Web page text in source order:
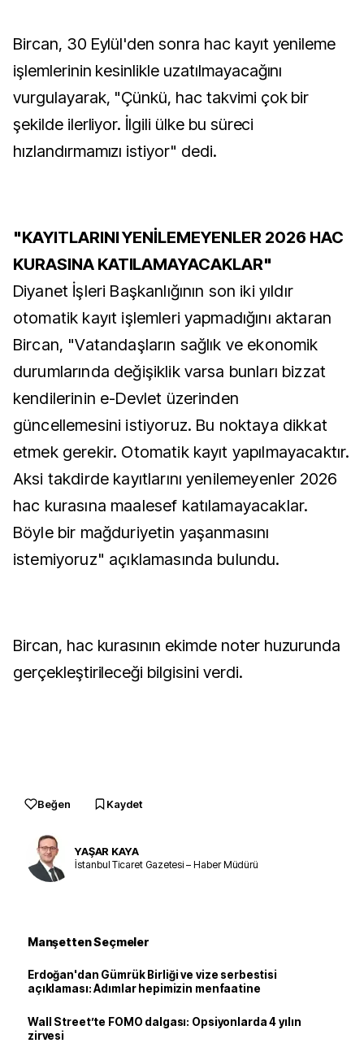
Bircan, 30 Eylül'den sonra hac kayıt yenileme
işlemlerinin kesinlikle uzatılmayacağını
vurgulayarak, "Çünkü, hac takvimi çok bir
şekilde ilerliyor. İlgili ülke bu süreci
hızlandırmamızı istiyor" dedi.
"KAYITLARINI YENİLEMEYENLER 2026 HAC
KURASINA KATILAMAYACAKLAR"
Diyanet İşleri Başkanlığının son iki yıldır
otomatik kayıt işlemleri yapmadığını aktaran
Bircan, "Vatandaşların sağlık ve ekonomik
durumlarında değişiklik varsa bunları bizzat
kendilerinin e-Devlet üzerinden
güncellemesini istiyoruz. Bu noktaya dikkat
etmek gerekir. Otomatik kayıt yapılmayacaktır.
Aksi takdirde kayıtlarını yenilemeyenler 2026
hac kurasına maalesef katılamayacaklar.
Böyle bir mağduriyetin yaşanmasını
istemiyoruz" açıklamasında bulundu.
Bircan, hac kurasının ekimde noter huzurunda
gerçekleştirileceği bilgisini verdi.
Beğen Kaydet
YAŞAR KAYA
İstanbul Ticaret Gazetesi – Haber Müdürü
Manşetten Seçmeler
Erdoğan'dan Gümrük Birliği ve vize serbestisi
açıklaması: Adımlar hepimizin menfaatine
Wall Street’te FOMO dalgası: Opsiyonlarda 4 yılın
zirvesi